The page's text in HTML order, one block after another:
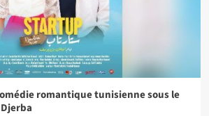
romantique tunisienne sous le